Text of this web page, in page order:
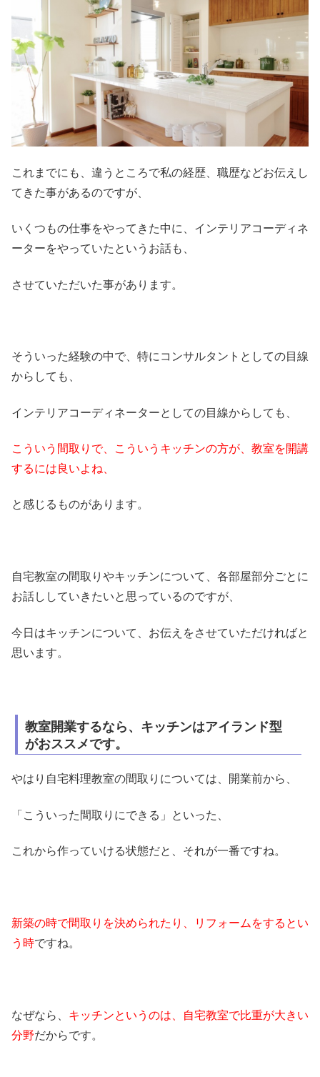
これまでにも、違うところで私の経歴、職歴などお伝えし
てきた事があるのですが、
いくつもの仕事をやってきた中に、インテリアコーディネ
ーターをやっていたというお話も、
させていただいた事があります。
そういった経験の中で、特にコンサルタントとしての目線
からしても、
インテリアコーディネーターとしての目線からしても、
こういう間取りで、こういうキッチンの方が、教室を開講
するには良いよね、
と感じるものがあります。
自宅教室の間取りやキッチンについて、各部屋部分ごとに
お話ししていきたいと思っているのですが、
今日はキッチンについて、お伝えをさせていただければと
思います。
教室開業するなら、キッチンはアイランド型
がおススメです。
やはり自宅料理教室の間取りについては、開業前から、
「こういった間取りにできる」といった、
これから作っていける状態だと、それが一番ですね。
新築の時で間取りを決められたり、リフォームをするとい
う時ですね。
なぜなら、 キッチンというのは、自宅教室で比重が大きい
分野だからです。